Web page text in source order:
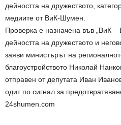
дейността на дружеството,
медиите от ВиК-Шумен.
Проверка е назначена във „ВиК
дейността на дружеството и
заяви министърът на
благоустройството Николай
отправен от депутата Иван
одит по сигнал за
24shumen.com